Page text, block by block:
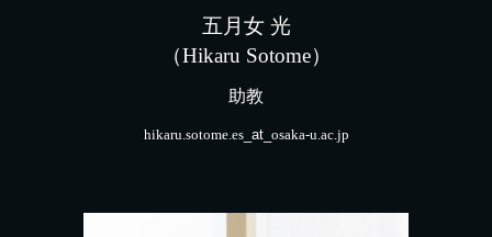
五月女 光
（Hikaru Sotome）
助教
hikaru.sotome.es_at_ osaka-u.ac.jp